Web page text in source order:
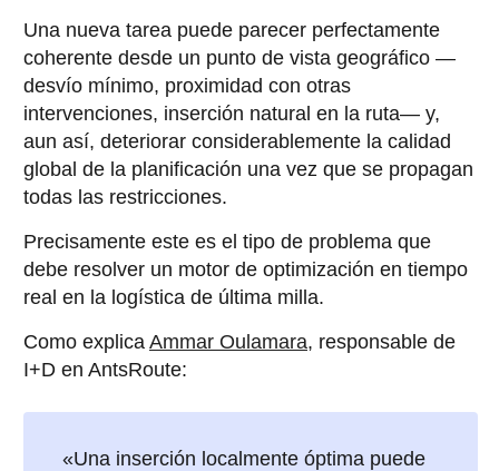
Una nueva tarea puede parecer perfectamente
coherente desde un punto de vista geográfico —
desvío mínimo, proximidad con otras
intervenciones, inserción natural en la ruta— y,
aun así, deteriorar considerablemente la calidad
global de la planificación una vez que se propagan
todas las restricciones.
Precisamente este es el tipo de problema que
debe resolver un motor de optimización en tiempo
real en la logística de última milla.
Como explica Ammar Oulamara, responsable de
I+D en AntsRoute:
«Una inserción localmente óptima puede